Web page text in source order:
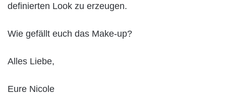
definierten Look zu erzeugen.
Wie gefällt euch das Make-up?
Alles Liebe,
Eure Nicole